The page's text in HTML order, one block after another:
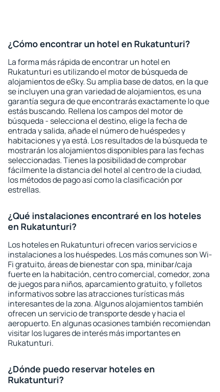
¿Cómo encontrar un hotel en Rukatunturi?
La forma más rápida de encontrar un hotel en
Rukatunturi es utilizando el motor de búsqueda de
alojamientos de eSky. Su amplia base de datos, en la que
se incluyen una gran variedad de alojamientos, es una
garantía segura de que encontrarás exactamente lo que
estás buscando. Rellena los campos del motor de
búsqueda - selecciona el destino, elige la fecha de
entrada y salida, añade el número de huéspedes y
habitaciones y ya está. Los resultados de la búsqueda te
mostrarán los alojamientos disponibles para las fechas
seleccionadas. Tienes la posibilidad de comprobar
fácilmente la distancia del hotel al centro de la ciudad,
los métodos de pago así como la clasificación por
estrellas.
¿Qué instalaciones encontraré en los hoteles
en Rukatunturi?
Los hoteles en Rukatunturi ofrecen varios servicios e
instalaciones a los huéspedes. Los más comunes son Wi-
Fi gratuito, áreas de bienestar con spa, minibar/caja
fuerte en la habitación, centro comercial, comedor, zona
de juegos para niños, aparcamiento gratuito, y folletos
informativos sobre las atracciones turísticas más
interesantes de la zona. Algunos alojamientos también
ofrecen un servicio de transporte desde y hacia el
aeropuerto. En algunas ocasiones también recomiendan
visitar los lugares de interés más importantes en
Rukatunturi.
¿Dónde puedo reservar hoteles en
Rukatunturi?